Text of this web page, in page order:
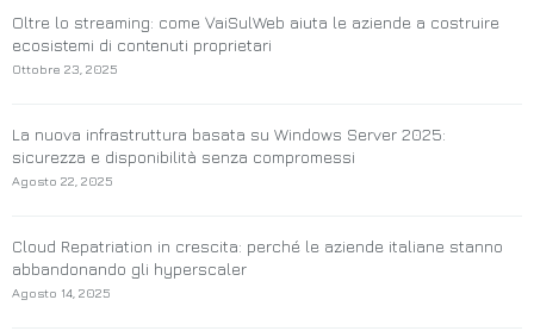
Oltre lo streaming: come VaiSulWeb aiuta le aziende a costruire
ecosistemi di contenuti proprietari
Ottobre 23, 2025
La nuova infrastruttura basata su Windows Server 2025:
sicurezza e disponibilità senza compromessi
Agosto 22, 2025
Cloud Repatriation in crescita: perché le aziende italiane stanno
abbandonando gli hyperscaler
Agosto 14, 2025